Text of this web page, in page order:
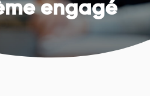
engagé